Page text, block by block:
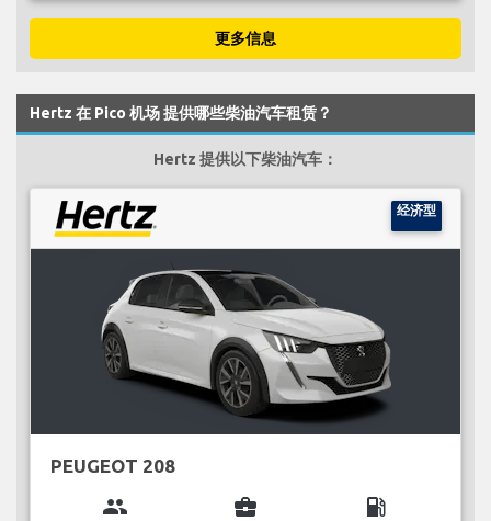
更多信息
Hertz 在 Pico 机场 提供哪些柴油汽车租赁？
Hertz 提供以下柴油汽车：
经济型
PEUGEOT 208
group business_center local_gas_station